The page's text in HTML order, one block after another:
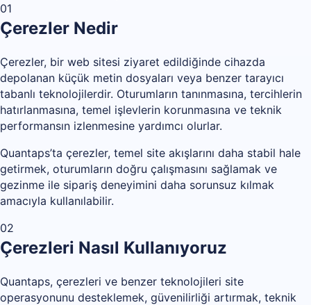
01
Çerezler Nedir
Çerezler, bir web sitesi ziyaret edildiğinde cihazda
depolanan küçük metin dosyaları veya benzer tarayıcı
tabanlı teknolojilerdir. Oturumların tanınmasına, tercihlerin
hatırlanmasına, temel işlevlerin korunmasına ve teknik
performansın izlenmesine yardımcı olurlar.
Quantaps’ta çerezler, temel site akışlarını daha stabil hale
getirmek, oturumların doğru çalışmasını sağlamak ve
gezinme ile sipariş deneyimini daha sorunsuz kılmak
amacıyla kullanılabilir.
02
Çerezleri Nasıl Kullanıyoruz
Quantaps, çerezleri ve benzer teknolojileri site
operasyonunu desteklemek, güvenilirliği artırmak, teknik